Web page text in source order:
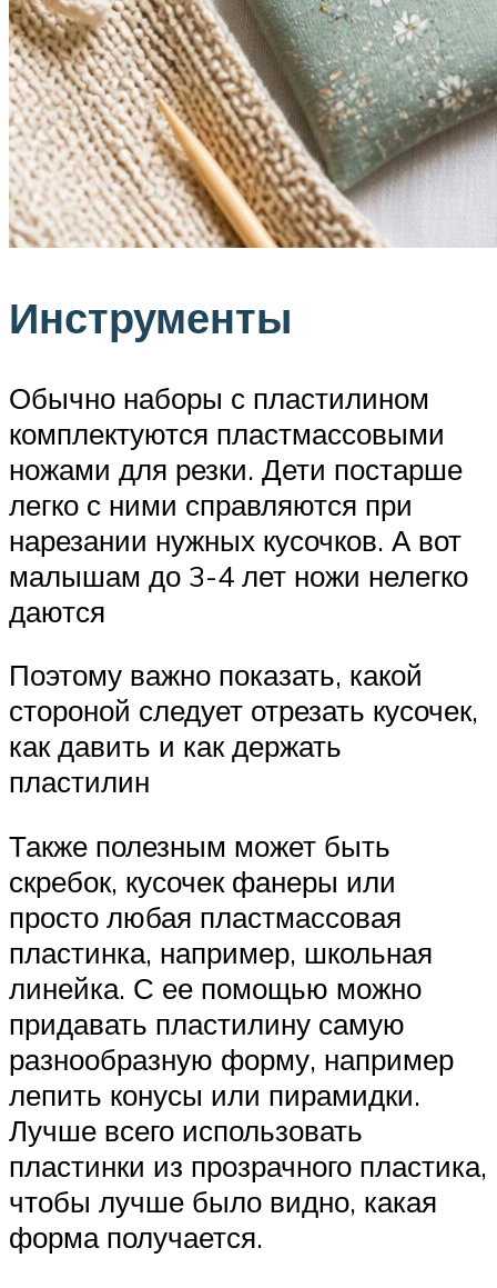
Инструменты
Обычно наборы с пластилином
комплектуются пластмассовыми
ножами для резки. Дети постарше
легко с ними справляются при
нарезании нужных кусочков. А вот
малышам до 3-4 лет ножи нелегко
даются
Поэтому важно показать, какой
стороной следует отрезать кусочек,
как давить и как держать
пластилин
Также полезным может быть
скребок, кусочек фанеры или
просто любая пластмассовая
пластинка, например, школьная
линейка. С ее помощью можно
придавать пластилину самую
разнообразную форму, например
лепить конусы или пирамидки.
Лучше всего использовать
пластинки из прозрачного пластика,
чтобы лучше было видно, какая
форма получается.